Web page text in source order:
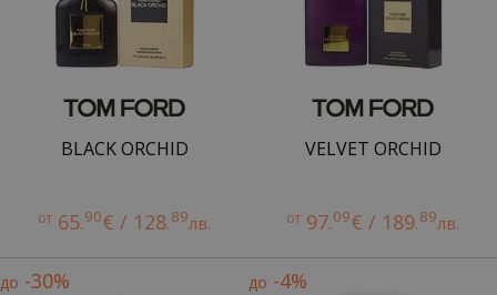
BLACK ORCHID
от 65.90€ / 128.89лв.
VELVET ORCHID
от 97.09€ / 189.89лв.
до -30% до -4%